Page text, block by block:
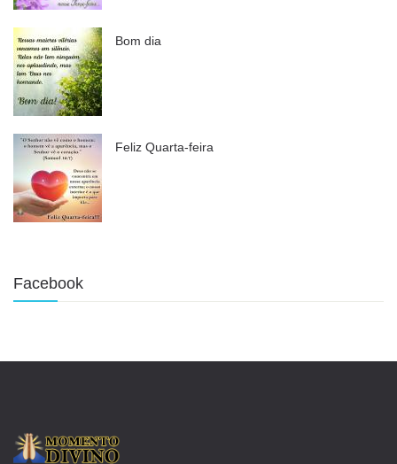
Bom dia
Feliz Quarta-feira
Facebook